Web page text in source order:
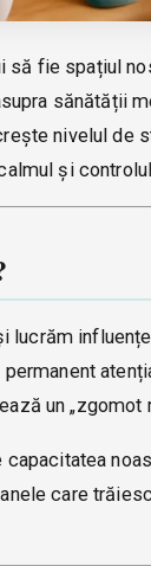
să fie spațiul
sănătății
nivelul de
și
lucrăm
un „zgomot
care